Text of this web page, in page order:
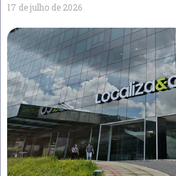
17 de julho de 2026